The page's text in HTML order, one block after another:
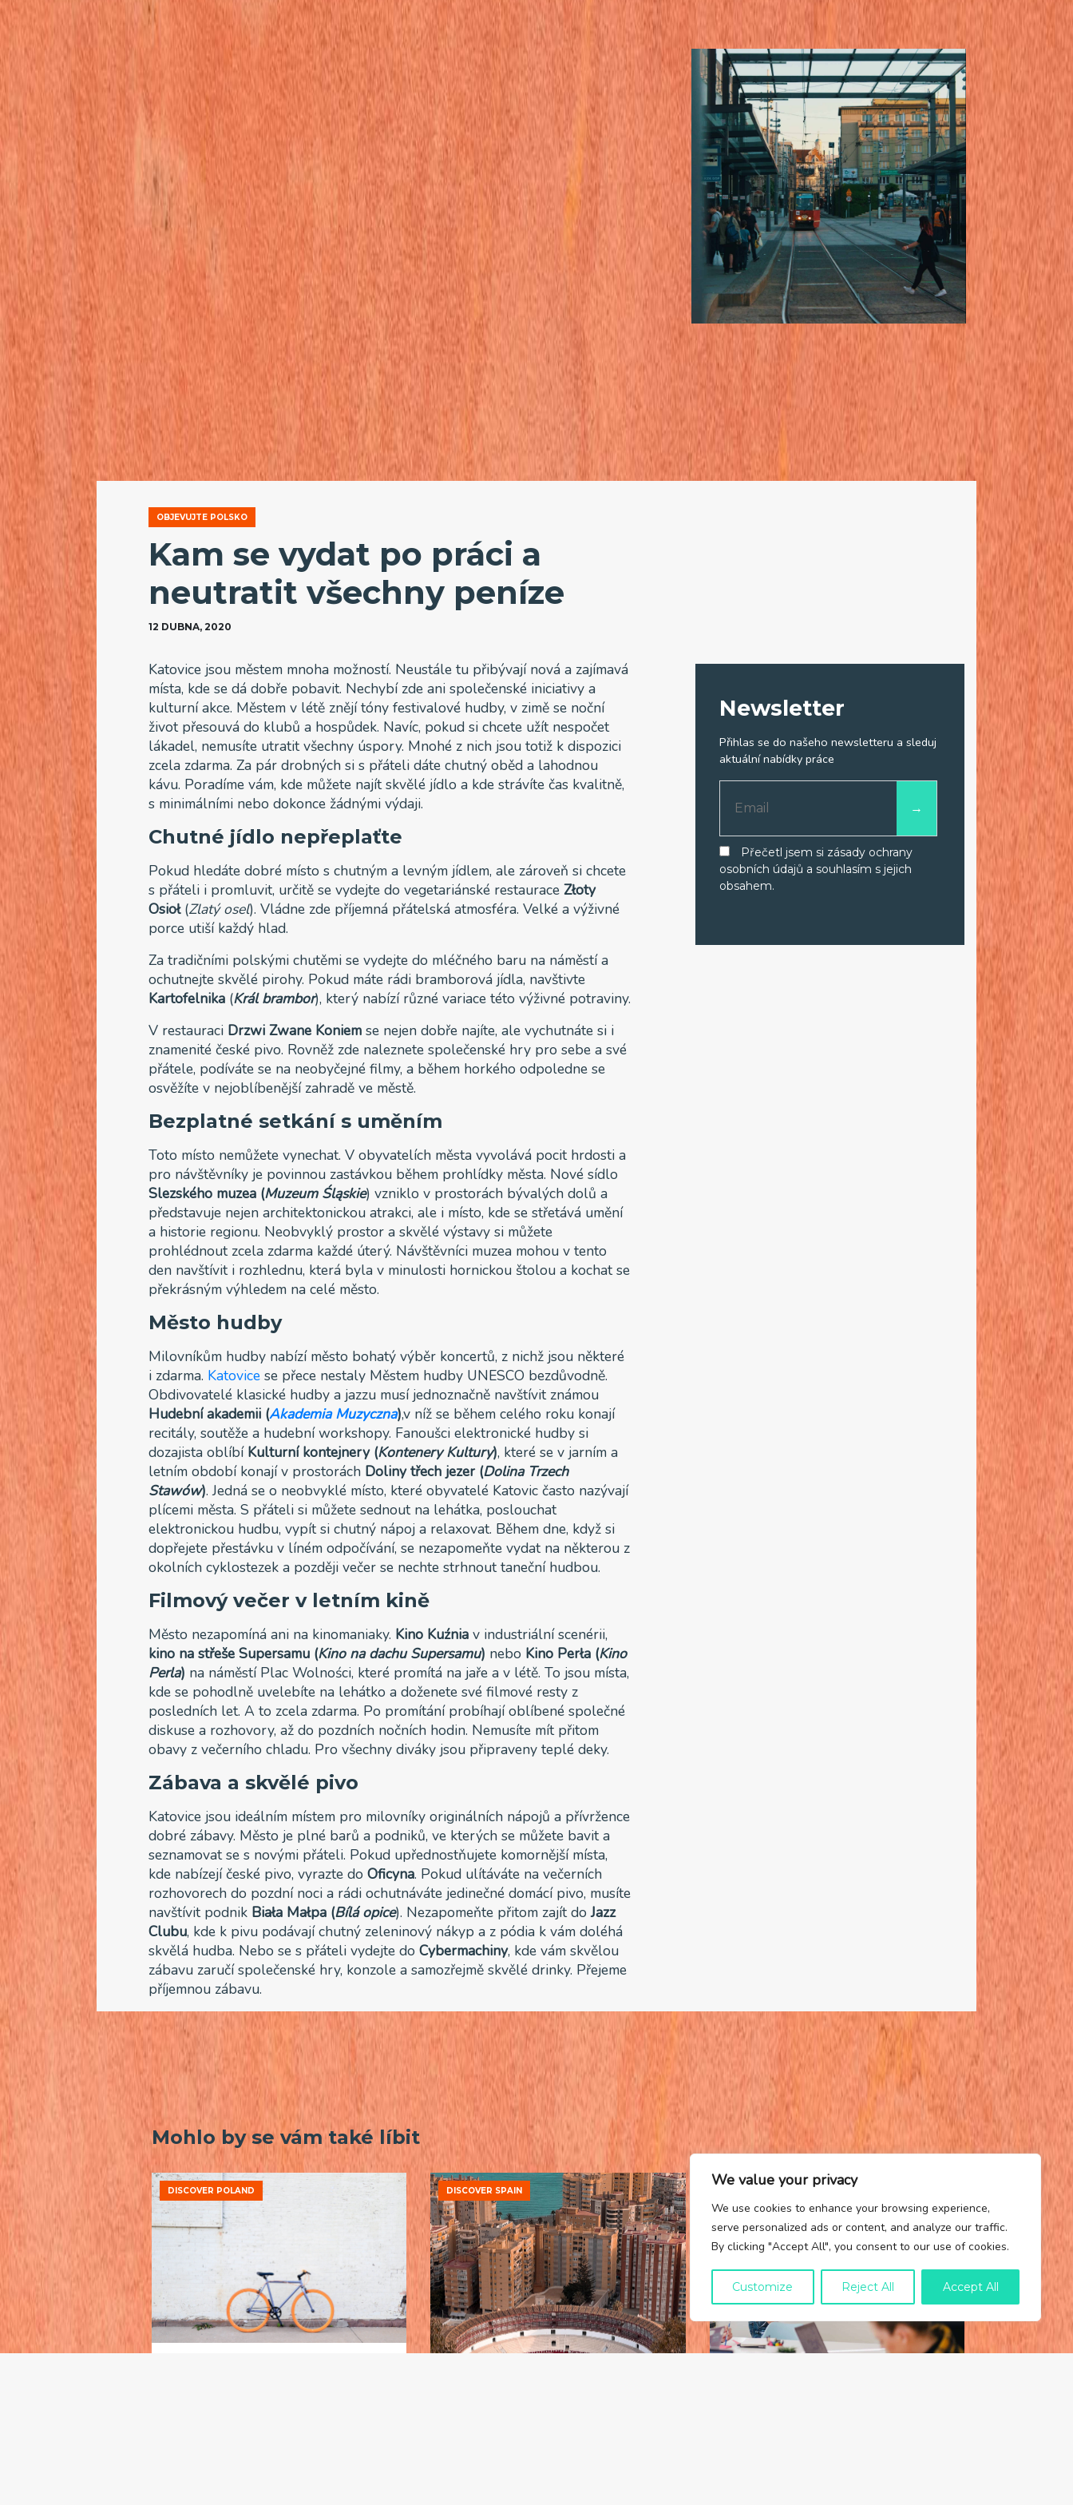
We value your privacy
We use cookies to enhance your browsing experience,
serve personalized ads or content, and analyze our traffic.
By clicking "Accept All", you consent to our use of cookies.
Customize Reject All Accept All
OBJEVUJTE POLSKO
Kam se vydat po práci a
neutratit všechny peníze
12 DUBNA, 2020
Katovice jsou městem mnoha možností. Neustále tu přibývají nová a zajímavá
místa, kde se dá dobře pobavit. Nechybí zde ani společenské iniciativy a
kulturní akce. Městem v létě znějí tóny festivalové hudby, v zimě se noční
život přesouvá do klubů a hospůdek. Navíc, pokud si chcete užít nespočet
lákadel, nemusíte utratit všechny úspory. Mnohé z nich jsou totiž k dispozici
zcela zdarma. Za pár drobných si s přáteli dáte chutný oběd a lahodnou
kávu. Poradíme vám, kde můžete najít skvělé jídlo a kde strávíte čas kvalitně,
s minimálními nebo dokonce žádnými výdaji.
Chutné jídlo nepřeplaťte
Pokud hledáte dobré místo s chutným a levným jídlem, ale zároveň si chcete
s přáteli i promluvit, určitě se vydejte do vegetariánské restauraceZłoty
Osioł(Zlatý osel). Vládne zde příjemná přátelská atmosféra. Velké a výživné
porce utiší každý hlad.
Za tradičními polskými chutěmi se vydejte do mléčného baru na náměstí a
ochutnejte skvělé pirohy. Pokud máte rádi bramborová jídla, navštivte
Kartofelnika (Král brambor), který nabízí různé variace této výživné potraviny.
V restauraci Drzwi Zwane Koniem se nejen dobře najíte, ale vychutnáte si i
znamenité české pivo. Rovněž zde naleznete společenské hry pro sebe a své
přátele, podíváte se na neobyčejné filmy, a během horkého odpoledne se
osvěžíte v nejoblíbenější zahradě ve městě.
Bezplatné setkání s uměním
Toto místo nemůžete vynechat. V obyvatelích města vyvolává pocit hrdosti a
pro návštěvníky je povinnou zastávkou během prohlídky města. Nové sídlo
Slezského muzea (Muzeum Śląskie) vzniklo v prostorách bývalých dolů a
představuje nejen architektonickou atrakci, ale i místo, kde se střetává umění
a historie regionu. Neobvyklý prostor a skvělé výstavy si můžete
prohlédnout zcela zdarma každé úterý. Návštěvníci muzea mohou v tento
den navštívit i rozhlednu, která byla v minulosti hornickou štolou a kochat se
překrásným výhledem na celé město.
Město hudby
Milovníkům hudby nabízí město bohatý výběr koncertů, z nichž jsou některé
i zdarma. Katovicese přece nestaly Městem hudby UNESCO bezdůvodně.
Obdivovatelé klasické hudby a jazzu musí jednoznačně navštívit známou
Hudební akademii (Akademia Muzyczna),v níž se během celého roku konají
recitály, soutěže a hudební workshopy. Fanoušci elektronické hudby si
dozajista oblíbí Kulturní kontejnery (Kontenery Kultury), které se v jarním a
letním období konají v prostorách Doliny třech jezer (Dolina Trzech
Stawów). Jedná se o neobvyklé místo, které obyvatelé Katovic často nazývají
plícemi města. S přáteli si můžete sednout na lehátka, poslouchat
elektronickou hudbu, vypít si chutný nápoj a relaxovat. Během dne, když si
dopřejete přestávku v líném odpočívání, se nezapomeňte vydat na některou z
okolních cyklostezek a později večer se nechte strhnout taneční hudbou.
Filmový večer v letním kině
Město nezapomíná ani na kinomaniaky. Kino Kuźnia v industriální scenérii,
kino na střeše Supersamu (Kino na dachu Supersamu) nebo Kino Perła (Kino
Perla) na náměstí Plac Wolności, které promítá na jaře a v létě. To jsou místa,
kde se pohodlně uvelebíte na lehátko a doženete své filmové resty z
posledních let. A to zcela zdarma. Po promítání probíhají oblíbené společné
diskuse a rozhovory, až do pozdních nočních hodin. Nemusíte mít přitom
obavy z večerního chladu. Pro všechny diváky jsou připraveny teplé deky.
Zábava a skvělé pivo
Katovice jsou ideálním místem pro milovníky originálních nápojů a přívržence
dobré zábavy. Město je plné barů a podniků, ve kterých se můžete bavit a
seznamovat se s novými přáteli. Pokud upřednostňujete komornější místa,
kde nabízejí české pivo, vyrazte doOficyna. Pokud ulítáváte na večerních
rozhovorech do pozdní noci a rádi ochutnáváte jedinečné domácí pivo, musíte
navštívit podnik Biała Małpa (Bílá opice). Nezapomeňte přitom zajít doJazz
Clubu, kde k pivu podávají chutný zeleninový nákyp a z pódia k vám doléhá
skvělá hudba. Nebo se s přáteli vydejte doCybermachiny, kde vám skvělou
zábavu zaručí společenské hry, konzole a samozřejmě skvělé drinky. Přejeme
příjemnou zábavu.
Newsletter
Přihlas se do našeho newsletteru a sleduj
aktuální nabídky práce
Přečetl jsem si zásady ochrany
osobních údajů a souhlasím s jejich
obsahem.
Mohlo by se vám také líbit
DISCOVER POLAND DISCOVER SPAIN